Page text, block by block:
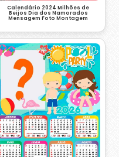
Calendário 2024 Milhões de
Beijos Dia dos Namorados
Mensagem Foto Montagem